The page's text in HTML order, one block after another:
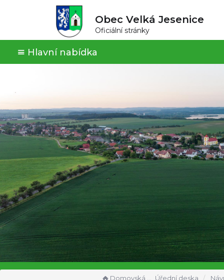
Obec Velká Jesenice
Oficiální stránky
Hlavní nabídka
Domovská stránka Úřední deska Návrh